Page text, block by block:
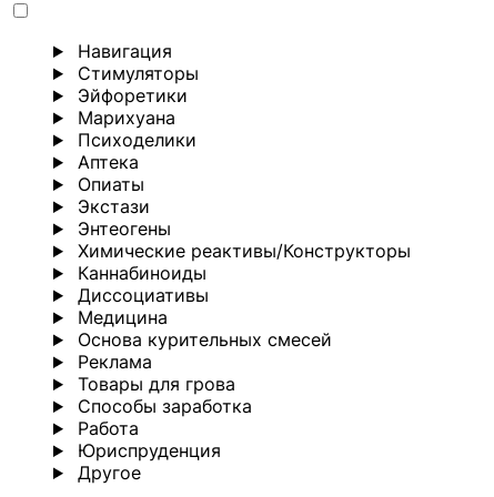
Навигация
Стимуляторы
Эйфоретики
Марихуана
Психоделики
Аптека
Опиаты
Экстази
Энтеогены
Химические реактивы/Конструкторы
Каннабиноиды
Диссоциативы
Медицина
Основа курительных смесей
Реклама
Товары для грова
Способы заработка
Работа
Юриспруденция
Другoе